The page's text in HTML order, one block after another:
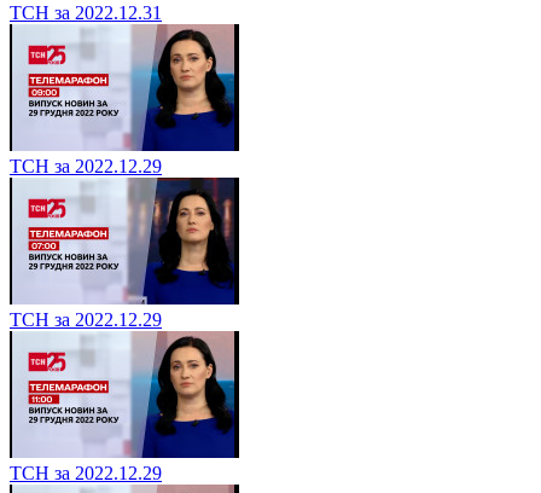
ТСН за 2022.12.31
ТСН за 2022.12.29
ТСН за 2022.12.29
ТСН за 2022.12.29